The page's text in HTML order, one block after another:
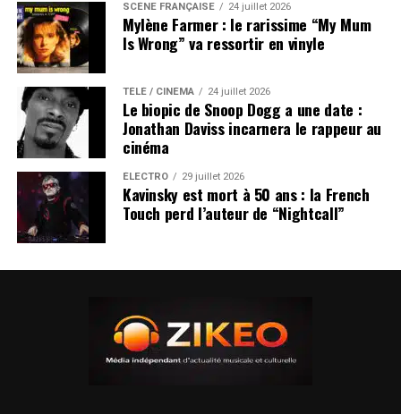
SCÈNE FRANÇAISE 24 juillet 2026
Mylène Farmer : le rarissime “My Mum
Is Wrong” va ressortir en vinyle
TÉLÉ / CINÉMA 24 juillet 2026
Le biopic de Snoop Dogg a une date :
Jonathan Daviss incarnera le rappeur au
cinéma
ÉLECTRO 29 juillet 2026
Kavinsky est mort à 50 ans : la French
Touch perd l’auteur de “Nightcall”